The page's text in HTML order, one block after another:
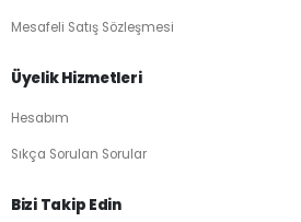
Mesafeli Satış Sözleşmesi
Üyelik Hizmetleri
Hesabım
Sıkça Sorulan Sorular
Bizi Takip Edin